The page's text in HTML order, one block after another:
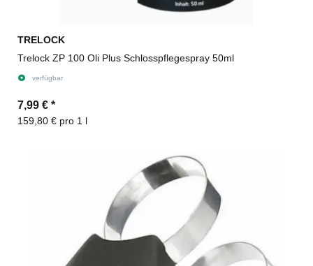
TRELOCK
Trelock ZP 100 Oli Plus Schlosspflegespray 50ml
verfügbar
7,99 € *
159,80 € pro 1 l